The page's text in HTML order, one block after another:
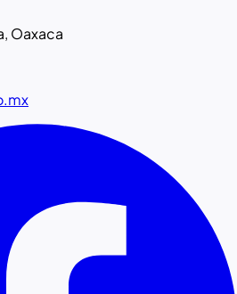
Oaxaca